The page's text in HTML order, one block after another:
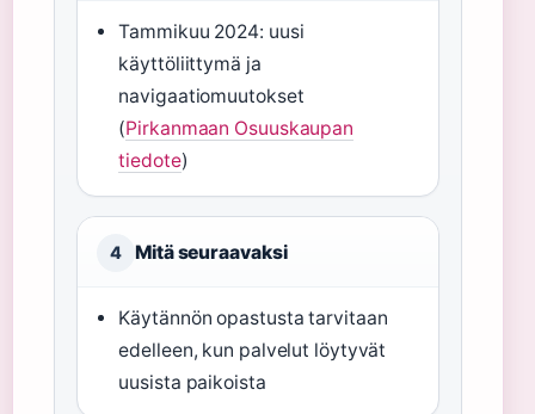
Tammikuu 2024: uusi
käyttöliittymä ja
navigaatiomuutokset
(Pirkanmaan Osuuskaupan
tiedote)
4 Mitä seuraavaksi
Käytännön opastusta tarvitaan
edelleen, kun palvelut löytyvät
uusista paikoista